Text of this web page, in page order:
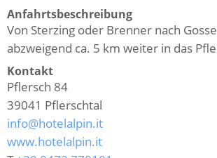
Anfahrtsbeschreibung
Von Sterzing oder Brenner nach
abzweigend ca. 5 km weiter in das
Kontakt
Pflersch 84
39041 Pflerschtal
info@hotelalpin.it
www.hotelalpin.it